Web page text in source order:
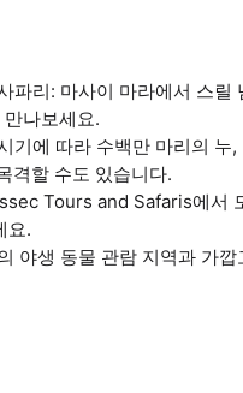
파리: 마사이 마라에서 스
나보세요.
기에 따라 수백만 마리의
격할 수도 있습니다.
Tours and Safaris에서
요.
야생 동물 관람 지역과 가